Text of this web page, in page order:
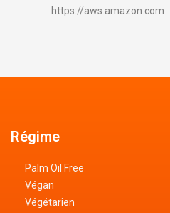
https://aws.amazon.com
Régime
Palm Oil Free
Végan
Végétarien